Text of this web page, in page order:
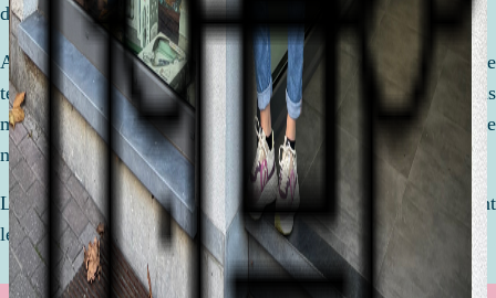
de votre vie.
Afin de préparer la venue de ce petit être, nous prenons le
temps de discuter, de comparer et de vous conseiller. Nous
mettons tout en oeuvre pour réaliser ensemble une liste de
naissance qui vous ressemble !
Le but ? Être équipé de l'essentiel pour accueillir votre enfant
le plus sereinement avec des articles de qualité.